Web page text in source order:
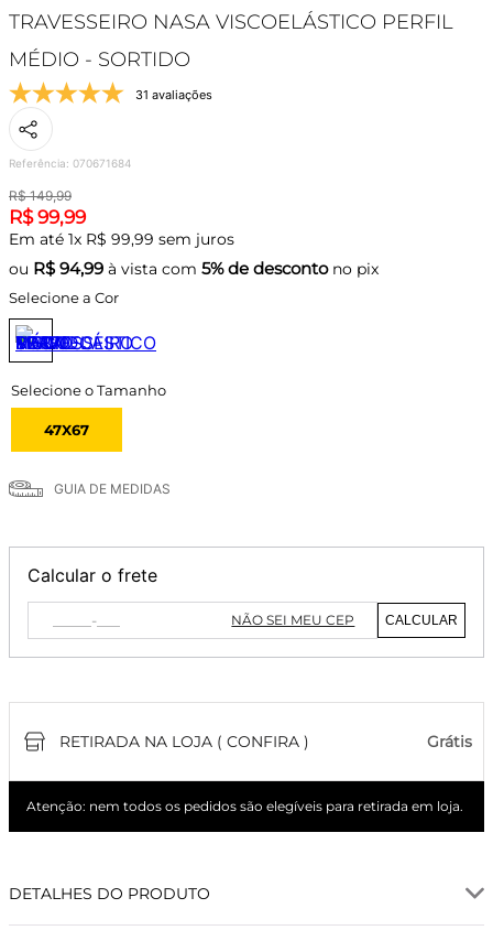
TRAVESSEIRO NASA VISCOELÁSTICO PERFIL
MÉDIO - SORTIDO
31 avaliações
Referência: 070671684
R$ 149,99
R$ 99,99
Em até 1x R$ 99,99 sem juros
ou R$ 94,99 à vista com 5% de descontono pix
Selecione a Cor
47X67
GUIA DE MEDIDAS
Calcular o frete
NÃO SEI MEU CEP CALCULAR
RETIRADA NA LOJA ( CONFIRA ) Grátis
Atenção: nem todos os pedidos são elegíveis para retirada em loja.
DETALHES DO PRODUTO